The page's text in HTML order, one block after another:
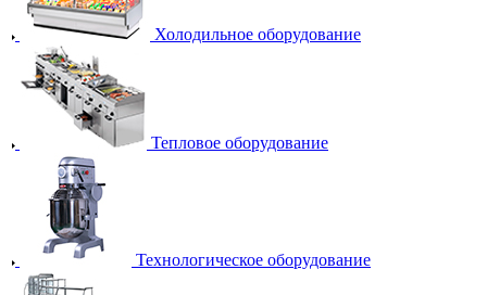
Холодильное оборудование
Тепловое оборудование
Технологическое оборудование